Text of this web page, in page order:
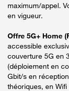
maximum/appel.
en vigueur.
Offre 5G+ Home
accessible
couverture 5G en
(déploiement en
Gbit/s en
théoriques, en